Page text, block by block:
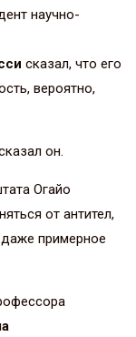
научно-
сказал, что его
вероятно,
он.
Огайо
от антител,
примерное